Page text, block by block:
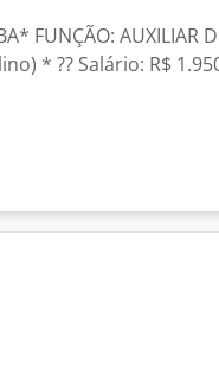
FUNÇÃO: AUXILIAR
* ?? Salário: R$